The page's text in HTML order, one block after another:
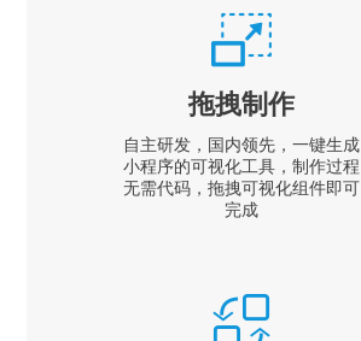
拖拽制作
自主研发，国内领先，一键生成
小程序的可视化工具，制作过程
无需代码，拖拽可视化组件即可
完成